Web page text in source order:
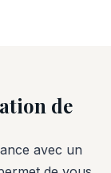
de
avec un